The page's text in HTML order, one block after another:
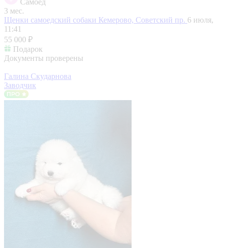
3 мес.
Щенки самоедский собаки Кемерово, Советский пр. 6 июля,
11:41
55 000 ₽
Подарок
Документы проверены
Галина Скударнова
Заводчик